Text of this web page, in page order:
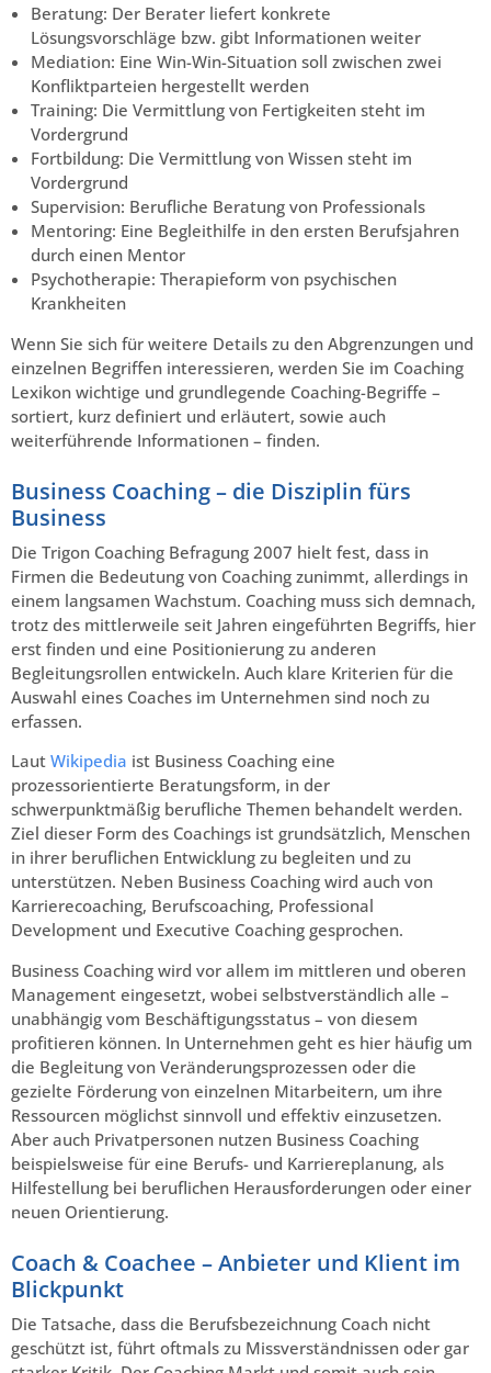
Beratung: Der Berater liefert konkrete
Lösungsvorschläge bzw. gibt Informationen weiter
Mediation: Eine Win-Win-Situation soll zwischen zwei
Konfliktparteien hergestellt werden
Training: Die Vermittlung von Fertigkeiten steht im
Vordergrund
Fortbildung: Die Vermittlung von Wissen steht im
Vordergrund
Supervision: Berufliche Beratung von Professionals
Mentoring: Eine Begleithilfe in den ersten Berufsjahren
durch einen Mentor
Psychotherapie: Therapieform von psychischen
Krankheiten
Wenn Sie sich für weitere Details zu den Abgrenzungen und
einzelnen Begriffen interessieren, werden Sie im Coaching
Lexikon wichtige und grundlegende Coaching-Begriffe –
sortiert, kurz definiert und erläutert, sowie auch
weiterführende Informationen – finden.
Business Coaching – die Disziplin fürs
Business
Die Trigon Coaching Befragung 2007 hielt fest, dass in
Firmen die Bedeutung von Coaching zunimmt, allerdings in
einem langsamen Wachstum. Coaching muss sich demnach,
trotz des mittlerweile seit Jahren eingeführten Begriffs, hier
erst finden und eine Positionierung zu anderen
Begleitungsrollen entwickeln. Auch klare Kriterien für die
Auswahl eines Coaches im Unternehmen sind noch zu
erfassen.
Laut Wikipedia ist Business Coaching eine
prozessorientierte Beratungsform, in der
schwerpunktmäßig berufliche Themen behandelt werden.
Ziel dieser Form des Coachings ist grundsätzlich, Menschen
in ihrer beruflichen Entwicklung zu begleiten und zu
unterstützen. Neben Business Coaching wird auch von
Karrierecoaching, Berufscoaching, Professional
Development und Executive Coaching gesprochen.
Business Coaching wird vor allem im mittleren und oberen
Management eingesetzt, wobei selbstverständlich alle –
unabhängig vom Beschäftigungsstatus – von diesem
profitieren können. In Unternehmen geht es hier häufig um
die Begleitung von Veränderungsprozessen oder die
gezielte Förderung von einzelnen Mitarbeitern, um ihre
Ressourcen möglichst sinnvoll und effektiv einzusetzen.
Aber auch Privatpersonen nutzen Business Coaching
beispielsweise für eine Berufs- und Karriereplanung, als
Hilfestellung bei beruflichen Herausforderungen oder einer
neuen Orientierung.
Coach & Coachee – Anbieter und Klient im
Blickpunkt
Die Tatsache, dass die Berufsbezeichnung Coach nicht
geschützt ist, führt oftmals zu Missverständnissen oder gar